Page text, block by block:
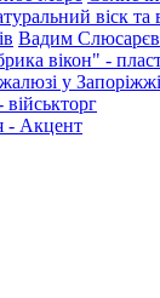
віск та
Вадим Слюсарєв
вікон" -
у Запоріжжі